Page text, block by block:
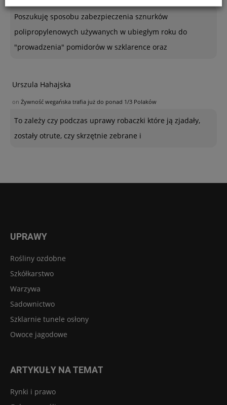
Poszukuję sposobu zabezpieczenia sznurków
polipropylenowych używanych w ubiegłym roku do
"prowadzenia" pomidorów w szklarence oraz
Urszula Hahajska
on Żywność wegańska trafia już do ponad 1/3 Polaków
To zależy czy podczas uprawy robaczki które ją zjadały,
zostały otrute, czy skrzętnie zebrane i
UPRAWY
Rośliny ozdobne
Szkółkarstwo
Warzywa
Sadownictwo
Szklarnie tunele osłony
Owoce jagodowe
ARTYKUŁY NA TEMAT
Rynki i prawo